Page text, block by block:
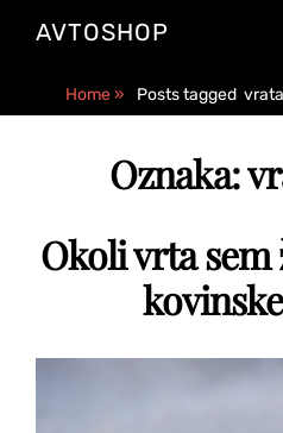
AVTOSHOP
Home» Posts tagged
Oznaka:
Okoli vrta